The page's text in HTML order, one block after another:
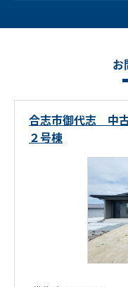
お
合志市御代志 中
２号棟